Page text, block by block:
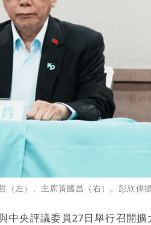
（左）、主席黃國昌（右）。彭欣偉
中央評議委員27日舉行召開